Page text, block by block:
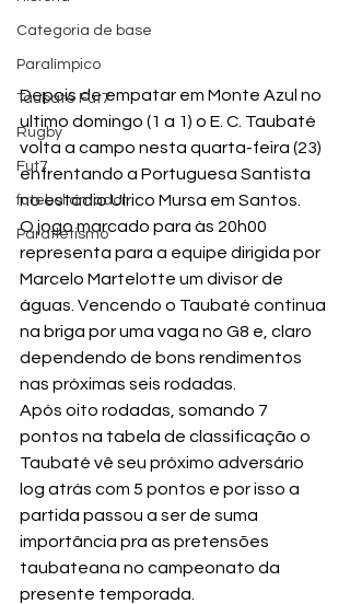
Categoria de base
Paralímpico
Taubaté Fut7
Rugby
Fut7
futebol amador
Paratletismo
Depois de empatar em Monte Azul no
ultimo domingo (1 a 1) o E. C. Taubaté
volta a campo nesta quarta-feira (23)
enfrentando a Portuguesa Santista
no estádio Ulrico Mursa em Santos.
O jogo marcado para às 20h00
representa para a equipe dirigida por
Marcelo Martelotte um divisor de
águas. Vencendo o Taubaté continua
na briga por uma vaga no G8 e, claro
dependendo de bons rendimentos
nas próximas seis rodadas.
Após oito rodadas, somando 7
pontos na tabela de classificação o
Taubaté vê seu próximo adversário
log atrás com 5 pontos e por isso a
partida passou a ser de suma
importância pra as pretensões
taubateana no campeonato da
presente temporada.